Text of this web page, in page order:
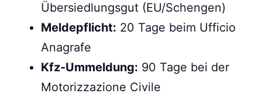
Übersiedlungsgut (EU/Schengen)
Meldepflicht: 20 Tage beim Ufficio
Anagrafe
Kfz-Ummeldung: 90 Tage bei der
Motorizzazione Civile